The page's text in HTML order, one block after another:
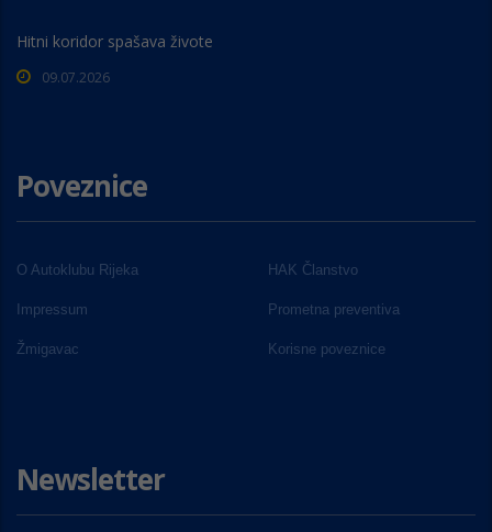
Hitni koridor spašava živote
09.07.2026
Poveznice
O Autoklubu Rijeka HAK Članstvo
Impressum Prometna preventiva
Žmigavac Korisne poveznice
Newsletter